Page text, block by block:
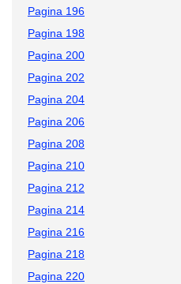
Pagina 196
Pagina 198
Pagina 200
Pagina 202
Pagina 204
Pagina 206
Pagina 208
Pagina 210
Pagina 212
Pagina 214
Pagina 216
Pagina 218
Pagina 220